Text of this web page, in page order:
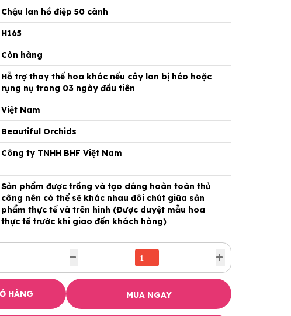
Chậu lan hồ điệp 50 cành
H165
Còn hàng
Hỗ trợ thay thế hoa khác nếu cây lan bị héo hoặc
rụng nụ trong 03 ngày đầu tiên
Việt Nam
Beautiful Orchids
Công ty TNHH BHF Việt Nam
Sản phẩm được trồng và tạo dáng hoàn toàn thủ
công nên có thể sẽ khác nhau đôi chút giữa sản
phẩm thực tế và trên hình (Được duyệt mẫu hoa
thực tế trước khi giao đến khách hàng)
HÀNG MUA NGAY